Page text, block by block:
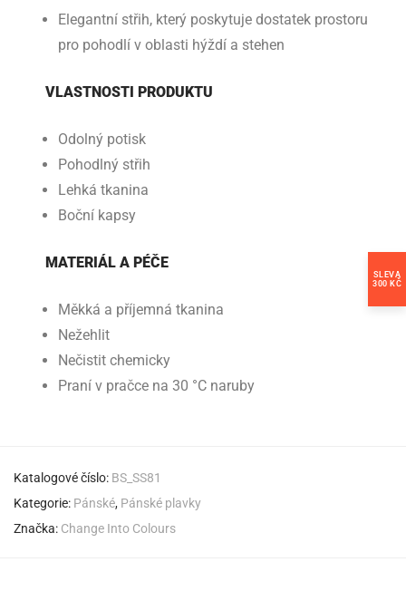
Elegantní střih, který poskytuje dostatek prostoru
pro pohodlí v oblasti hýždí a stehen
VLASTNOSTI PRODUKTU
Odolný potisk
Pohodlný střih
Lehká tkanina
Boční kapsy
MATERIÁL A PÉČE
Měkká a příjemná tkanina
Nežehlit
Nečistit chemicky
Praní v pračce na 30 °C naruby
Katalogové číslo: BS_SS81
Kategorie: Pánské, Pánské plavky
Značka: Change Into Colours
SLEVA
300 KČ